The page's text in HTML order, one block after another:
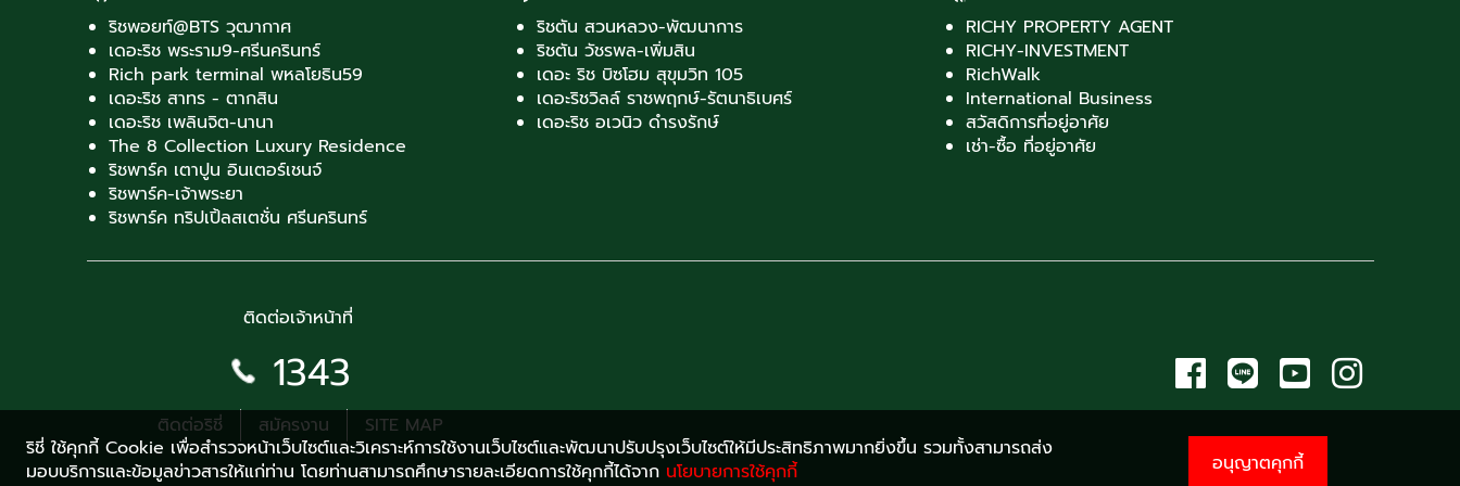
ริชี่ ใช้คุกกี้ Cookie เพื่อสำรวจหน้าเว็บไซต์และวิเคราะห์การใช้งานเว็บไซต์และพัฒนาปรับปรุงเว็บไซต์ให้มีประสิทธิภาพมากยิ่งขึ้น รวมทั้งสามารถส่ง
มอบบริการและข้อมูลข่าวสารให้แก่ท่าน โดยท่านสามารถศึกษารายละเอียดการใช้คุกกี้ได้จาก นโยบายการใช้คุกกี้ อนุญาตคุกกี้
ริชพอยท์@BTS วุฒากาศ
เดอะริช พระราม9-ศรีนครินทร์
Rich park terminal พหลโยธิน59
เดอะริช สาทร - ตากสิน
เดอะริช เพลินจิต-นานา
The 8 Collection Luxury Residence
ริชพาร์ค เตาปูน อินเตอร์เชนจ์
ริชพาร์ค-เจ้าพระยา
ริชพาร์ค ทริปเปิ้ลสเตชั่น ศรีนครินทร์
ริชตัน สวนหลวง-พัฒนาการ
ริชตัน วัชรพล-เพิ่มสิน
เดอะ ริช บิซโฮม สุขุมวิท 105
เดอะริชวิลล์ ราชพฤกษ์-รัตนาธิเบศร์
เดอะริช อเวนิว ดำรงรักษ์
RICHY PROPERTY AGENT
RICHY-INVESTMENT
RichWalk
International Business
สวัสดิการที่อยู่อาศัย
เช่า-ซื้อ ที่อยู่อาศัย
ติดต่อเจ้าหน้าที่
1343
ติดต่อริชี่ สมัครงาน SITE MAP